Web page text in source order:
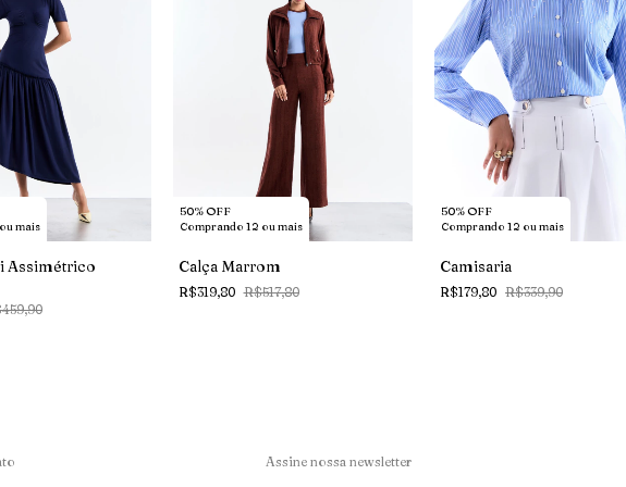
mais
Assimétrico
50% OFF
Comprando 12 ou mais
Calça Marrom
R$319,80 R$517,80
50% OFF
Comprando 12 ou mais
Camisaria
R$179,80 R$339,90
Assine nossa newsletter